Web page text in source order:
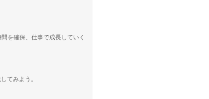
を確保、仕事で成長していく
てみよう。